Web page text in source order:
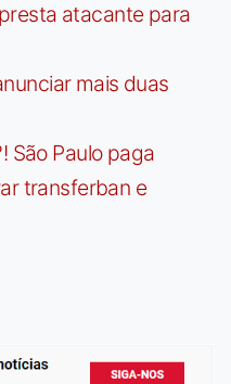
atacante para
mais duas
São Paulo paga
transferban e